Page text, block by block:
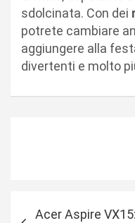
sdolcinata. Con dei
potrete cambiare
aggiungere alla
divertenti e molto
Acer Aspire